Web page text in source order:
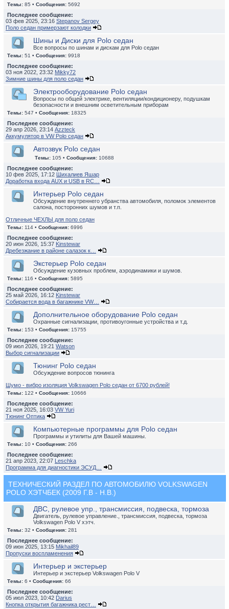
Темы: 85 • Сообщения: 5692
Последнее сообщение:
03 фев 2025, 23:16 Stepanov Sergey
Поло седан примерзают колодки
Шины и Диски для Polo седан
Все вопросы по шинам и дискам для Polo седан
Темы: 51 • Сообщения: 9918
Последнее сообщение:
03 ноя 2022, 23:32 Mikky72
Зимние шины для поло седан
Электрооборудование Polo седан
Вопросы по общей электрике, вентиляции/кондиционеру, подушкам
безопасности и внешним осветительным приборам
Темы: 547 • Сообщения: 18325
Последнее сообщение:
29 апр 2026, 23:14 Azzteck
Аккумулятор в VW Polo седан
Автозвук Polo седан
Темы: 105 • Сообщения: 10688
Последнее сообщение:
10 фев 2025, 17:12 Шихалиев Яшар
Доработка входа AUX и USB в RC…
Интерьер Polo седан
Обсуждение внутреннего убранства автомобиля, поломок элементов
салона, посторонних шумов и т.п.
Отличные ЧЕХЛЫ для поло седан
Темы: 114 • Сообщения: 6996
Последнее сообщение:
20 июн 2026, 15:37 Kinstewar
Дребезжание в районе салазок к…
Экстерьер Polo седан
Обсуждение кузовных проблем, аэродинамики и шумов.
Темы: 116 • Сообщения: 5895
Последнее сообщение:
25 май 2026, 16:12 Kinstewar
Собирается вода в багажнике VW…
Дополнительное оборудование Polo седан
Охранные сигнализации, противоугонные устройства и т.д.
Темы: 153 • Сообщения: 15755
Последнее сообщение:
09 июл 2026, 19:21 Watson
Выбор сигнализации
Тюнинг Polo седан
Обсуждение вопросов тюнинга
Шумо - вибро изоляция Volkswagen Polo седан от 6700 рублей!
Темы: 122 • Сообщения: 10666
Последнее сообщение:
21 ноя 2025, 16:03 VW Yuri
Тюнинг Оптика
Компьютерные программы для Polo седан
Программы и утилиты для Вашей машины.
Темы: 10 • Сообщения: 266
Последнее сообщение:
21 апр 2023, 22:07 Leschka
Программа для диагностики ЭСУД…
ТЕХНИЧЕСКИЙ РАЗДЕЛ ПО АВТОМОБИЛЮ VOLKSWAGEN
POLO ХЭТЧБЕК (2009 Г.В - Н.В.)
ДВС, рулевое упр., трансмиссия, подвеска, тормоза
Двигатель, рулевое управление., трансмиссия, подвеска, тормоза
Volkswagen Polo V хэтч.
Темы: 32 • Сообщения: 281
Последнее сообщение:
09 июн 2025, 13:15 Mikhail89
Пропуски воспламенения
Интерьер и экстерьер
Интерьер и экстерьер Volkswagen Polo V
Темы: 6 • Сообщения: 66
Последнее сообщение:
05 июл 2023, 10:42 Darius
Кнопка открытия багажника рест…